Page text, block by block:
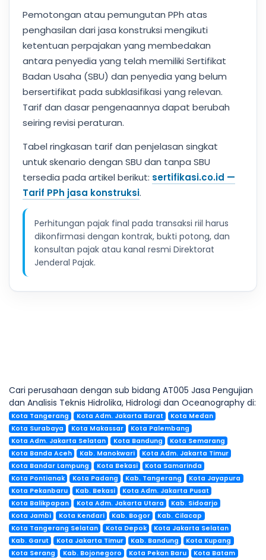
Pemotongan atau pemungutan PPh atas
penghasilan dari jasa konstruksi mengikuti
ketentuan perpajakan yang membedakan
antara penyedia yang telah memiliki Sertifikat
Badan Usaha (SBU) dan penyedia yang belum
bersertifikat pada subklasifikasi yang relevan.
Tarif dan dasar pengenaannya dapat berubah
seiring revisi peraturan.
Tabel ringkasan tarif dan penjelasan singkat
untuk skenario dengan SBU dan tanpa SBU
tersedia pada artikel berikut: sertifikasi.co.id —
Tarif PPh jasa konstruksi.
Perhitungan pajak final pada transaksi riil harus
dikonfirmasi dengan kontrak, bukti potong, dan
konsultan pajak atau kanal resmi Direktorat
Jenderal Pajak.
Cari perusahaan dengan sub bidang AT005 Jasa Pengujian
dan Analisis Teknis Hidrolika, Hidrologi dan Oceanography di:
Kota Tangerang Kota Adm. Jakarta Barat
Kota Medan
Kota Surabaya
Kota Makassar
Kota Palembang
Kota Adm. Jakarta Selatan
Kota Bandung
Kota Semarang
Kota Banda Aceh
Kab. Manokwari
Kota Adm. Jakarta Timur
Kota Bandar Lampung
Kota Bekasi
Kota Samarinda
Kota Pontianak
Kota Padang Kab. Tangerang
Kota Jayapura
Kota Pekanbaru
Kab. Bekasi
Kota Adm. Jakarta Pusat
Kota Balikpapan
Kota Adm. Jakarta Utara
Kab. Sidoarjo
Kota Jambi
Kota Kendari Kab. Bogor
Kab. Cilacap
Kota Tangerang Selatan
Kota Depok
Kota Jakarta Selatan
Kab. Garut
Kota Jakarta Timur Kab. Bandung
Kota Kupang
Kota Serang
Kab. Bojonegoro Kota Pekan Baru
Kota Batam